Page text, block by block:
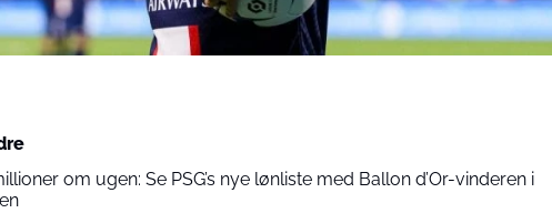
om ugen: Se PSG’s nye lønliste med Ballon d’Or-vinderen i